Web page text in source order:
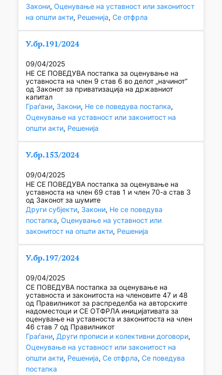
Закони, Оценување на уставност или законитост
на општи акти, Решенија, Се отфрла
У.бр.191/2024
09/04/2025
НЕ СЕ ПОВЕДУВА постапка за оценување на
уставноста на член 9 став 6 во делот „начинот“
од Законот за приватизација на државниот
капитал
Граѓани, Закони, Не се поведува постапка
Оценување на уставност или законитост на
општи акти, Решенија
У.бр.153/2024
09/04/2025
НЕ СЕ ПОВЕДУВА постапка за оценување на
уставноста на член 69 став 1 и член 70-а став 3
од Законот за шумите
Други субјекти, Закони, Не се поведува
постапка, Оценување на уставност или
законитост на општи акти, Решенија
У.бр.197/2024
09/04/2025
СЕ ПОВЕДУВА постапка за оценување на
уставноста и законитоста на членовите 47 и 48
од Правилникот за распределба на авторските
надоместоци и СЕ ОТФРЛА иницијативата за
оценување на уставноста и законитоста на член
46 став 7 од Правилникот
Граѓани, Други прописи и колективни договори
Оценување на уставност или законитост на
општи акти, Решенија, Се отфрла, Се поведува
постапка